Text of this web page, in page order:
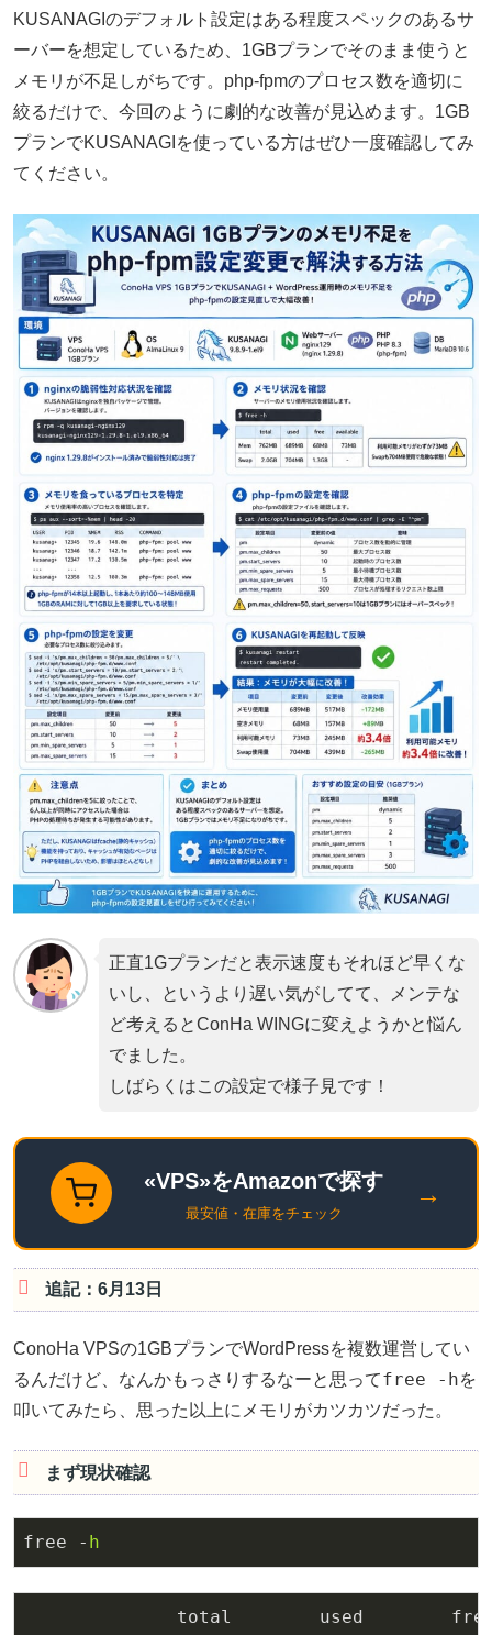
KUSANAGIのデフォルト設定はある程度スペックのあるサ
ーバーを想定しているため、1GBプランでそのまま使うと
メモリが不足しがちです。php-fpmのプロセス数を適切に
絞るだけで、今回のように劇的な改善が見込めます。1GB
プランでKUSANAGIを使っている方はぜひ一度確認してみ
てください。
正直1Gプランだと表示速度もそれほど早くな
いし、というより遅い気がしてて、メンテな
ど考えるとConHa WINGに変えようかと悩ん
でました。
しばらくはこの設定で様子見です！
«VPS»をAmazonで探す
最安値・在庫をチェック
→
追記：6月13日
ConoHa VPSの1GBプランでWordPressを複数運営してい
るんだけど、なんかもっさりするなーと思ってfree -hを
叩いてみたら、思った以上にメモリがカツカツだった。
まず現状確認
free - h
total        used